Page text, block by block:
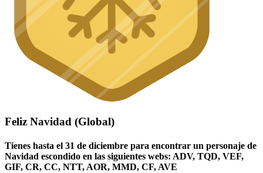
Feliz Navidad (Global)
Tienes hasta el 31 de diciembre para encontrar un personaje de
Navidad escondido en las siguientes webs: ADV, TQD, VEF,
GIF, CR, CC, NTT, AOR, MMD, CF, AVE